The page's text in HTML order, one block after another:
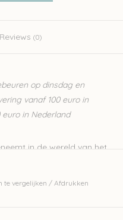
Reviews (0)
op dinsdag en
vanaf 100 euro in
euro in Nederland
in de wereld van het
te vergelijken / Afdrukken